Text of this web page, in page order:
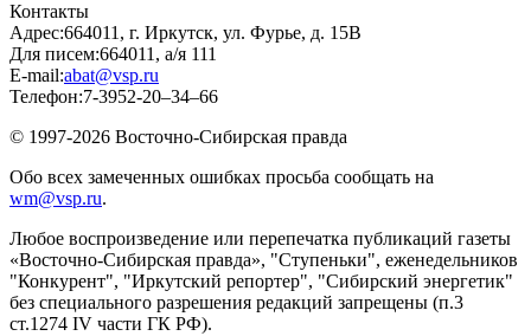
Контакты
Адрес:664011, г. Иркутск, ул. Фурье, д. 15В
Для писем:664011, а/я 111
E-mail:abat@vsp.ru
Телефон:7-3952-20–34–66
© 1997-2026 Восточно-Сибирская правда
Обо всех замеченных ошибках просьба сообщать на
wm@vsp.ru.
Любое воспроизведение или перепечатка публикаций газеты
«Восточно-Сибирская правда», "Ступеньки", еженедельников
"Конкурент", "Иркутский репортер", "Сибирский энергетик"
без специального разрешения редакций запрещены (п.3
ст.1274 IV части ГК РФ).